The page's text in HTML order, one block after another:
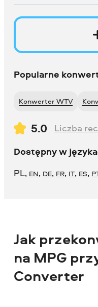
Popularne
Konwerter WTV
5.0 Liczba
Dostępny w
PL, EN, DE, FR, IT, ES,
Jak
na MPG
Converter